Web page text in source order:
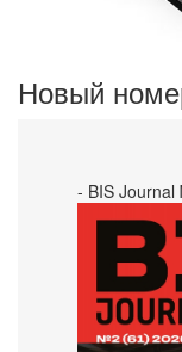
Новый
- BIS